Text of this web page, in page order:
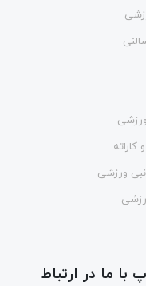
کاراته
ورزشی
با ما در ارتباط